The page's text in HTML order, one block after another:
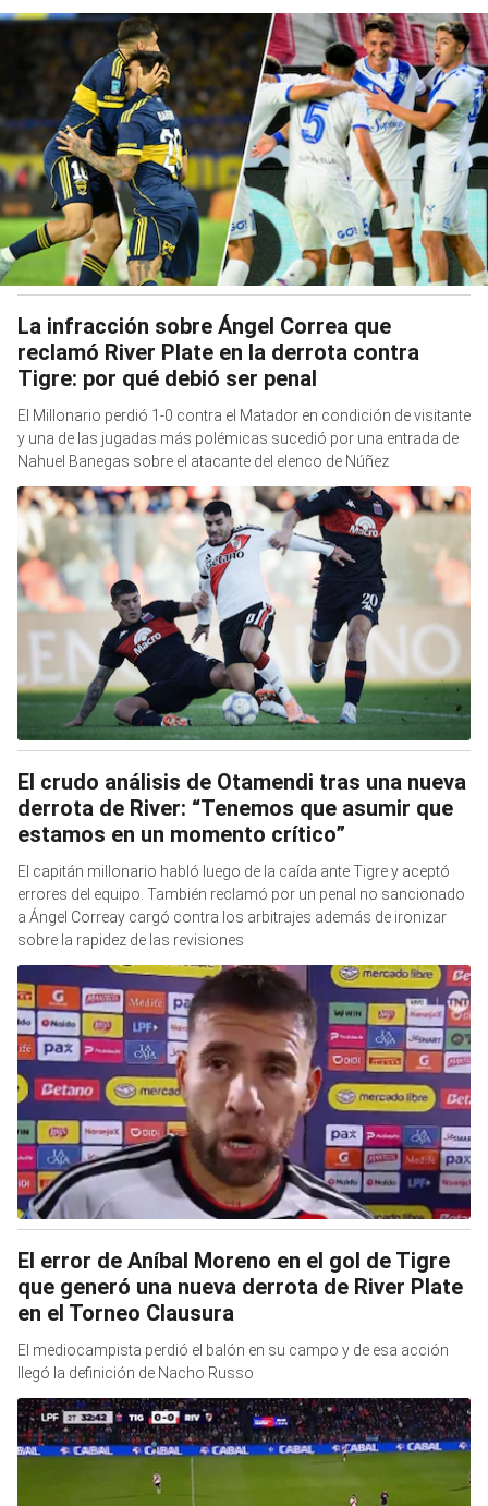
La infracción sobre Ángel Correa que
reclamó River Plate en la derrota contra
Tigre: por qué debió ser penal
El Millonario perdió 1-0 contra el Matador en condición de visitante
y una de las jugadas más polémicas sucedió por una entrada de
Nahuel Banegas sobre el atacante del elenco de Núñez
El crudo análisis de Otamendi tras una nueva
derrota de River: “Tenemos que asumir que
estamos en un momento crítico”
El capitán millonario habló luego de la caída ante Tigre y aceptó
errores del equipo. También reclamó por un penal no sancionado
a Ángel Correay cargó contra los arbitrajes además de ironizar
sobre la rapidez de las revisiones
El error de Aníbal Moreno en el gol de Tigre
que generó una nueva derrota de River Plate
en el Torneo Clausura
El mediocampista perdió el balón en su campo y de esa acción
llegó la definición de Nacho Russo